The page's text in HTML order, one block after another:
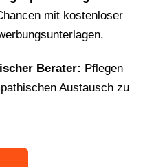
mit kostenloser
Berater: Pflegen
Austausch zu